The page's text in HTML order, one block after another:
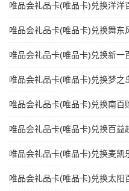
唯品会礼品卡(唯品卡)兑换洋洋
唯品会礼品卡(唯品卡)兑换舞东
唯品会礼品卡(唯品卡)兑换新一
唯品会礼品卡(唯品卡)兑换梦之
唯品会礼品卡(唯品卡)兑换南百
唯品会礼品卡(唯品卡)兑换百益
唯品会礼品卡(唯品卡)兑换麦凯
唯品会礼品卡(唯品卡)兑换太阳